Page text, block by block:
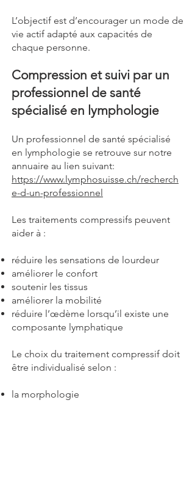
L’objectif est d’encourager un mode de
vie actif adapté aux capacités de
chaque personne.
Compression et suivi par un
professionnel de santé
spécialisé en lymphologie
Un professionnel de santé spécialisé
en lymphologie se retrouve sur notre
annuaire au lien suivant:
https://www.lymphosuisse.ch/recherch
e-d-un-professionnel
Les traitements compressifs peuvent
aider à :
réduire les sensations de lourdeur
améliorer le confort
soutenir les tissus
améliorer la mobilité
réduire l’œdème lorsqu’il existe une
composante lymphatique
Le choix du traitement compressif doit
être individualisé selon :
la morphologie